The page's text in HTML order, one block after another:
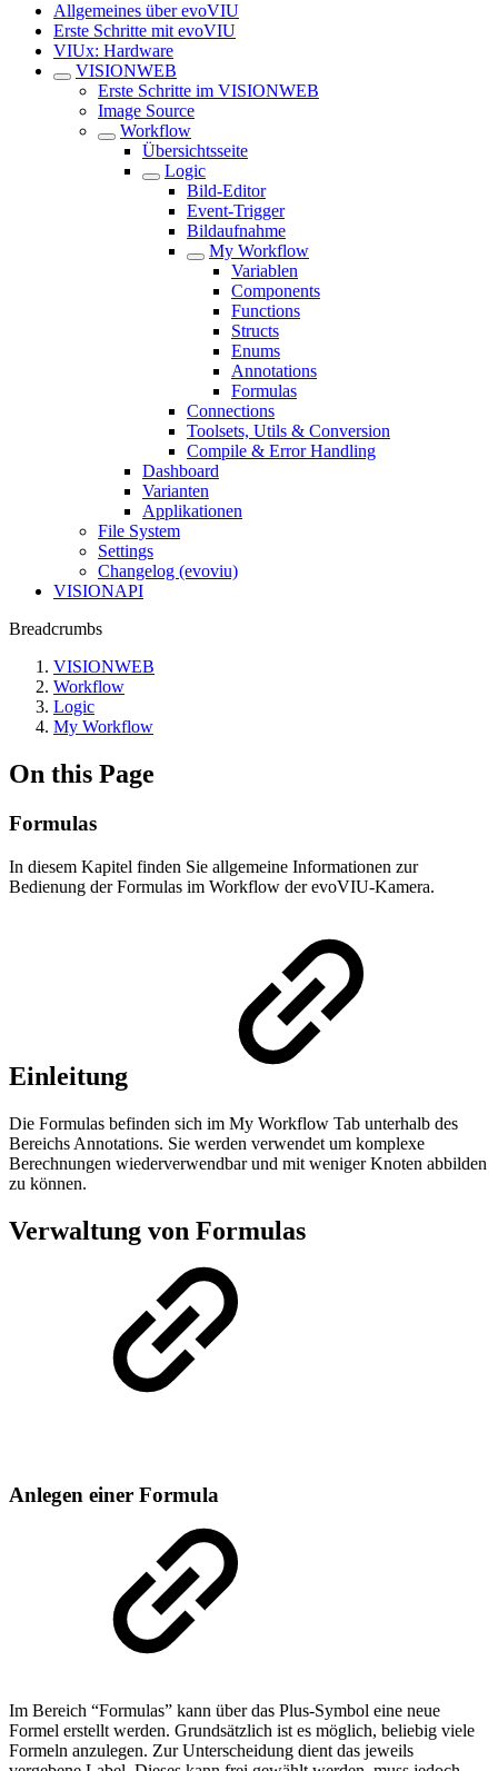
Allgemeines über evoVIU
Erste Schritte mit evoVIU
VIUx: Hardware
VISIONWEB
Erste Schritte im VISIONWEB
Image Source
Workflow
Übersichtsseite
Logic
Bild-Editor
Event-Trigger
Bildaufnahme
My Workflow
Variablen
Components
Functions
Structs
Enums
Annotations
Formulas
Connections
Toolsets, Utils & Conversion
Compile & Error Handling
Dashboard
Varianten
Applikationen
File System
Settings
Changelog (evoviu)
VISIONAPI
Breadcrumbs
VISIONWEB
Workflow
Logic
My Workflow
On this Page
Formulas
In diesem Kapitel finden Sie allgemeine Informationen zur
Bedienung der Formulas im Workflow der evoVIU-Kamera.
Einleitung
Die Formulas befinden sich im My Workflow Tab unterhalb des
Bereichs Annotations. Sie werden verwendet um komplexe
Berechnungen wiederverwendbar und mit weniger Knoten abbilden
zu können.
Verwaltung von Formulas
Anlegen einer Formula
Im Bereich “Formulas” kann über das Plus-Symbol eine neue
Formel erstellt werden. Grundsätzlich ist es möglich, beliebig viele
Formeln anzulegen. Zur Unterscheidung dient das jeweils